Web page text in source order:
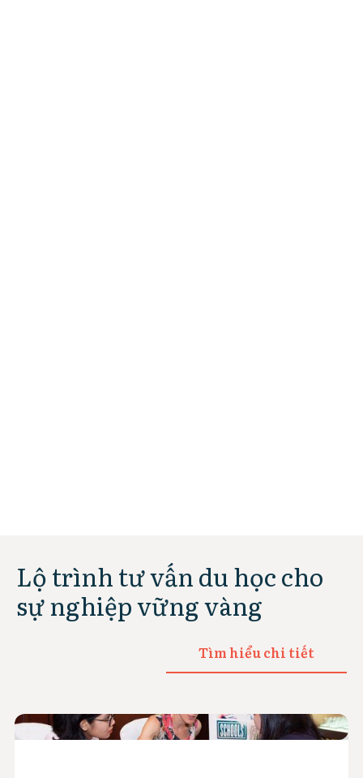
Lộ trình tư vấn du học cho
sự nghiệp vững vàng
Tìm hiểu chi tiết
Slide 3 of 5.